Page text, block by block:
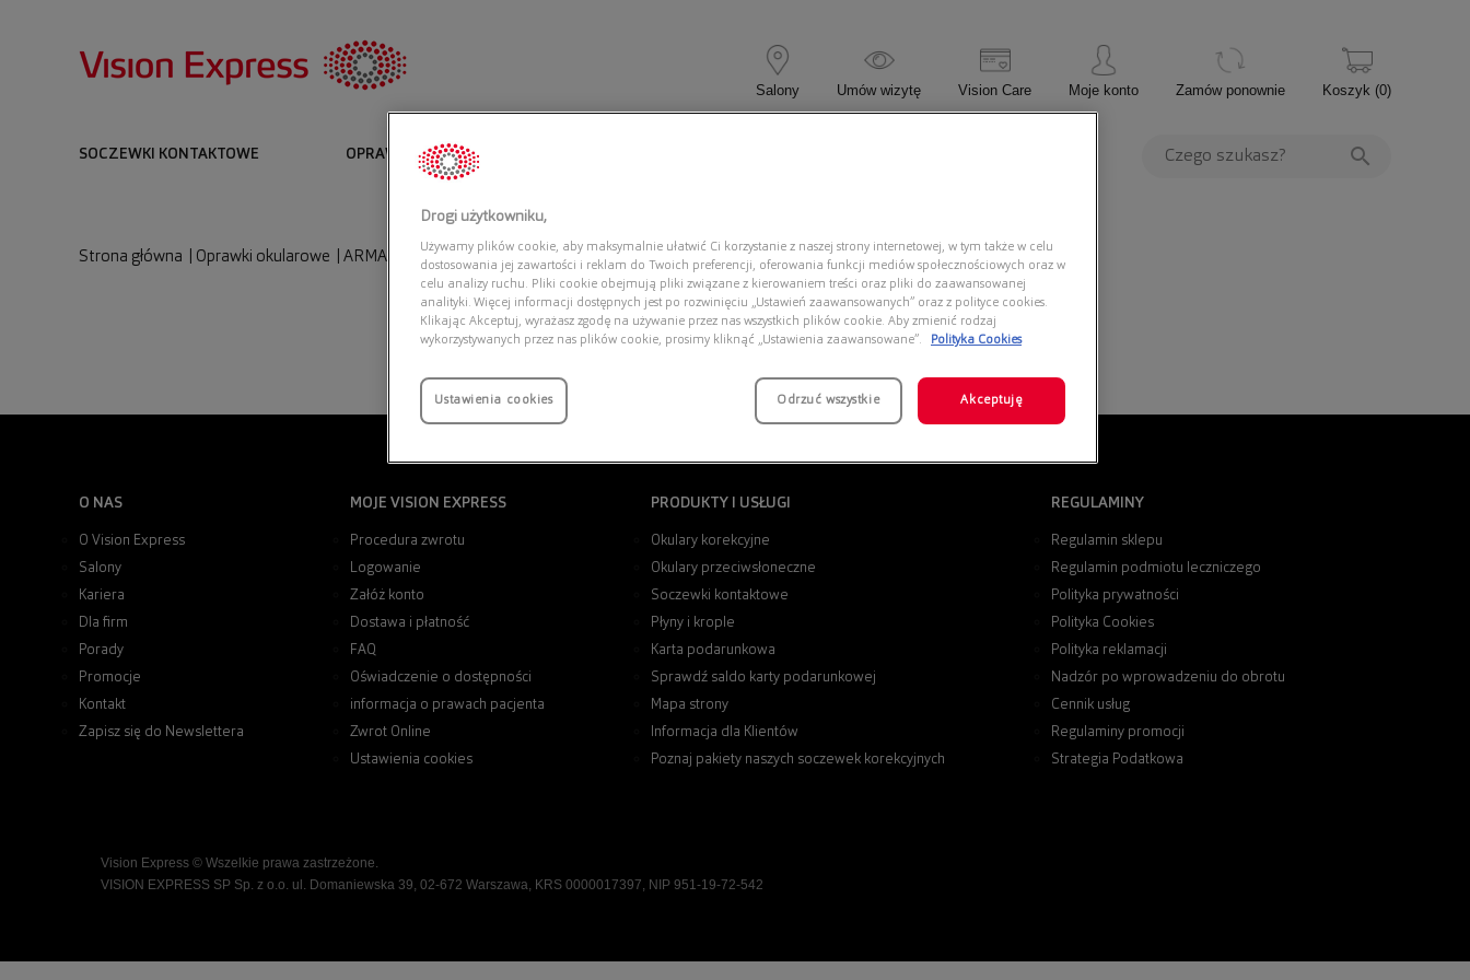
Salony Umów wizytę Vision Care Moje konto Zamów ponownie Koszyk (0)
SOCZEWKI KONTAKTOWE OPRAWKI I OKULARY KOREKCYJNE
Strona główna Oprawki okularowe ARMANI EXCHANGE 0AX3116 8356
O NAS
O Vision Express
Salony
Kariera
Dla firm
Porady
Promocje
Kontakt
Zapisz się do Newslettera
MOJE VISION EXPRESS
Procedura zwrotu
Logowanie
Załóż konto
Dostawa i płatność
FAQ
Oświadczenie o dostępności
informacja o prawach pacjenta
Zwrot Online
Ustawienia cookies
PRODUKTY I USŁUGI
Okulary korekcyjne
Okulary przeciwsłoneczne
Soczewki kontaktowe
Płyny i krople
Karta podarunkowa
Sprawdź saldo karty podarunkowej
Mapa strony
Informacja dla Klientów
Poznaj pakiety naszych soczewek korekcyjnych
REGULAMINY
Regulamin sklepu
Regulamin podmiotu leczniczego
Polityka prywatności
Polityka Cookies
Polityka reklamacji
Nadzór po wprowadzeniu do obrotu
Cennik usług
Regulaminy promocji
Strategia Podatkowa
Vision Express © Wszelkie prawa zastrzeżone.
VISION EXPRESS SP Sp. z o.o. ul. Domaniewska 39, 02-672 Warszawa, KRS 0000017397, NIP 951-19-72-542
Drogi użytkowniku,
Używamy plików cookie, aby maksymalnie ułatwić Ci korzystanie z naszej strony internetowej, w tym także w celu
dostosowania jej zawartości i reklam do Twoich preferencji, oferowania funkcji mediów społecznościowych oraz w
celu analizy ruchu. Pliki cookie obejmują pliki związane z kierowaniem treści oraz pliki do zaawansowanej
analityki. Więcej informacji dostępnych jest po rozwinięciu „Ustawień zaawansowanych” oraz z polityce cookies.
Klikając Akceptuj, wyrażasz zgodę na używanie przez nas wszystkich plików cookie. Aby zmienić rodzaj
wykorzystywanych przez nas plików cookie, prosimy kliknąć „Ustawienia zaawansowane”.
Polityka Cookies
Ustawienia cookies Odrzuć wszystkie Akceptuję